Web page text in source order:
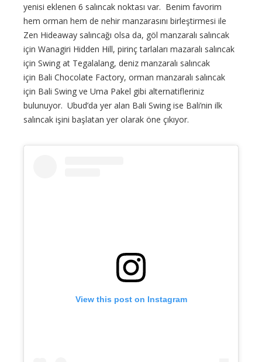
yenisi eklenen 6 salıncak noktası var. Benim favorim
hem orman hem de nehir manzarasını birleştirmesi ile
Zen Hideaway salıncağı olsa da, göl manzaralı salıncak
için Wanagiri Hidden Hill, pirinç tarlaları mazaralı salıncak
için Swing at Tegalalang, deniz manzaralı salıncak
için Bali Chocolate Factory, orman manzaralı salıncak
için Bali Swing ve Uma Pakel gibi alternatifleriniz
bulunuyor. Ubud’da yer alan Bali Swing ise Bali’nin ilk
salıncak işini başlatan yer olarak öne çıkıyor.
View this post on Instagram